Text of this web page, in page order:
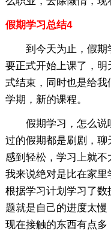
假期学习总结4
到今天为止，假期
要正式开始上课了，
式结束，同时也是给
学期，新的课程。
假期学习，怎么说
过的假期都是刷剧，聊
感到轻松，学习上就
我来说绝对是比在家里
根据学习计划学习了
题就是自己的进度太
现在接触的东西有点